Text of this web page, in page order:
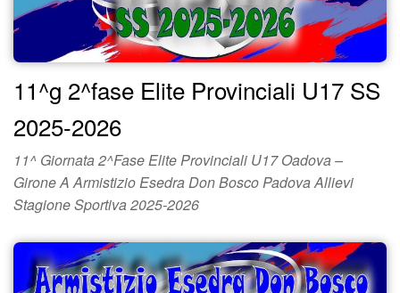
11^g 2^fase Elite Provinciali U17 SS
2025-2026
11^ Giornata 2^Fase Elite Provinciali U17 Oadova –
Girone A Armistizio Esedra Don Bosco Padova Allievi
Stagione Sportiva 2025-2026